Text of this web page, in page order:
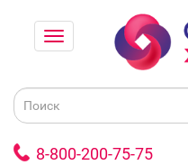
8-800-200-75-75